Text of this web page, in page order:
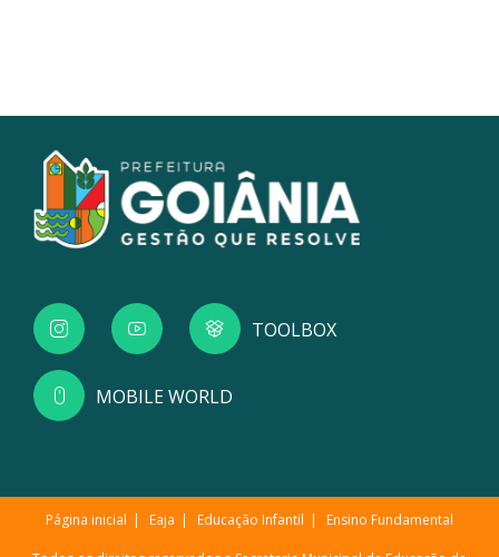
TOOLBOX
MOBILE WORLD
Página inicial Eaja Educação Infantil Ensino Fundamental